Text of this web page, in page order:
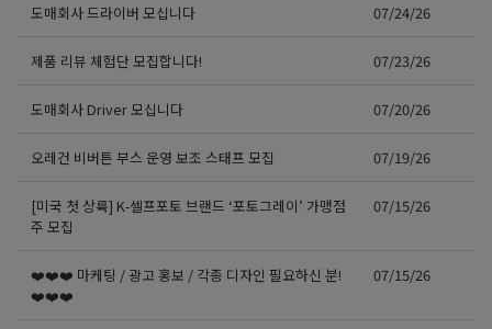
도매회사 드라이버 모십니다 07/24/26
제품 리뷰 체험단 모집합니다! 07/23/26
도매회사 Driver 모십니다 07/20/26
오레건 비버튼 부스 운영 보조 스태프 모집 07/19/26
[미국 첫 상륙] K-셀프포토 브랜드 ‘포토그레이’ 가맹점
주 모집
07/15/26
❤️❤️❤️ 마케팅 / 광고 홍보 / 각종 디자인 필요하신 분!
❤️❤️❤️
07/15/26